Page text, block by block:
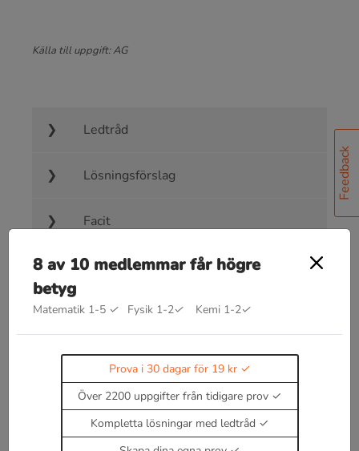
Feedback
Källa till uppgift: AG
Ledtråd
Lösningsförslag
Facit
Bra att kunna inom yttervinkelssatsen
och randvinkelsatsen
Randvinkelsatsen säger att medelpunktsvinkeln är
dubbelt så stor som dess randvinkel.
Randvinklar på samma cirkelbåge är lika stora.
8 av 10 medlemmar får högre
betyg
Matematik 1-5 ✓ Fysik 1-2✓ Kemi 1-2✓
Prova i 30 dagar för 19 kr
Över 2200 uppgifter från tidigare prov
Kompletta lösningar med ledtråd